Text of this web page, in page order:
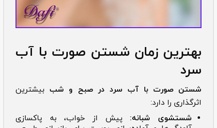
بهترین زمان شستن صورت با آب
سرد
شستن صورت با آب سرد در صبح و شب بیشترین
اثرگذاری را دارد:
شستشوی شبانه: پیش از خواب، به پاکسازی